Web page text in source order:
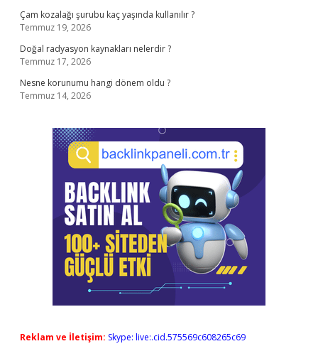
Çam kozalağı şurubu kaç yaşında kullanılır ?
Temmuz 19, 2026
Doğal radyasyon kaynakları nelerdir ?
Temmuz 17, 2026
Nesne korunumu hangi dönem oldu ?
Temmuz 14, 2026
Reklam ve İletişim: Skype: live:.cid.575569c608265c69